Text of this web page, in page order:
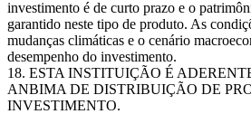
investimento é de curto prazo e o
garantido neste tipo de produto. As
mudanças climáticas e o cenário
desempenho do investimento.
ESTA INSTITUIÇÃO É
ANBIMA DE DISTRIBUIÇÃO DE
INVESTIMENTO.